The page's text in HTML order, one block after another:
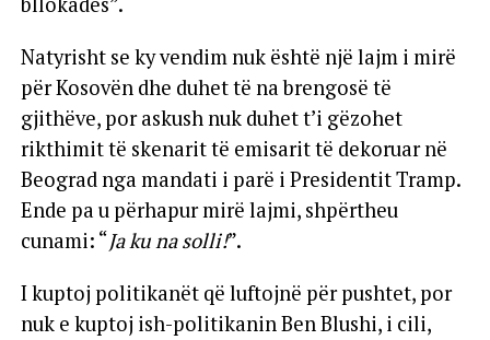
Natyrisht se ky vendim nuk është një lajm i mirë
për Kosovën dhe duhet të na brengosë të
gjithëve, por askush nuk duhet t’i gëzohet
rikthimit të skenarit të emisarit të dekoruar në
Beograd nga mandati i parë i Presidentit Tramp.
Ende pa u përhapur mirë lajmi, shpërtheu
cunami: “Ja ku na solli!”.
I kuptoj politikanët që luftojnë për pushtet, por
nuk e kuptoj ish-politikanin Ben Blushi, i cili,